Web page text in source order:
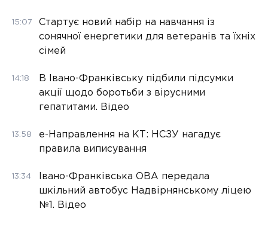
15:07
Стартує новий набір на навчання із
сонячної енергетики для ветеранів та їхніх
сімей
14:18
В Івано-Франківську підбили підсумки
акції щодо боротьби з вірусними
гепатитами. Відео
13:58
е-Направлення на КТ: НСЗУ нагадує
правила виписування
13:34
Івано-Франківська ОВА передала
шкільний автобус Надвірнянському ліцею
№1. Відео